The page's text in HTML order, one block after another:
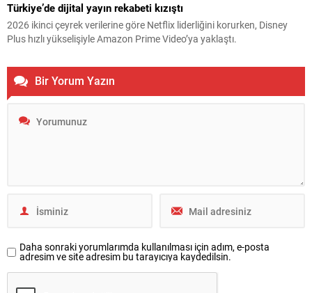
Türkiye’de dijital yayın rekabeti kızıştı
2026 ikinci çeyrek verilerine göre Netflix liderliğini korurken, Disney
Plus hızlı yükselişiyle Amazon Prime Video’ya yaklaştı.
Bir Yorum Yazın
Daha sonraki yorumlarımda kullanılması için adım, e-posta
adresim ve site adresim bu tarayıcıya kaydedilsin.